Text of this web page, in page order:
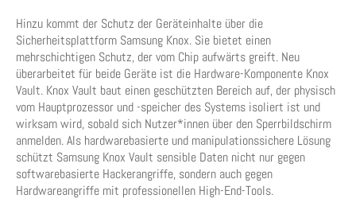
Hinzu kommt der Schutz der Geräteinhalte über die
Sicherheitsplattform Samsung Knox. Sie bietet einen
mehrschichtigen Schutz, der vom Chip aufwärts greift. Neu
überarbeitet für beide Geräte ist die Hardware-Komponente Knox
Vault. Knox Vault baut einen geschützten Bereich auf, der physisch
vom Hauptprozessor und -speicher des Systems isoliert ist und
wirksam wird, sobald sich Nutzer*innen über den Sperrbildschirm
anmelden. Als hardwarebasierte und manipulationssichere Lösung
schützt Samsung Knox Vault sensible Daten nicht nur gegen
softwarebasierte Hackerangriffe, sondern auch gegen
Hardwareangriffe mit professionellen High-End-Tools.